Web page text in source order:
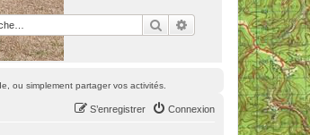
RechercherRecherche avancée
ou simplement partager vos activités.
Connexion
S’enregistrer